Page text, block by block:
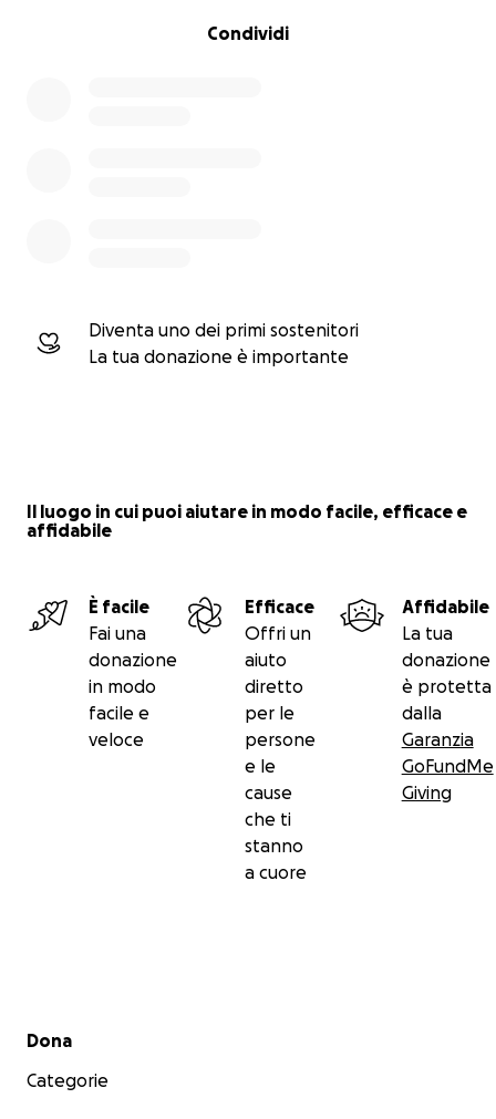
Condividi
Diventa uno dei primi sostenitori
La tua donazione è importante
Il luogo in cui puoi aiutare in modo facile, efficace e
affidabile
È facile
Fai una
donazione
in modo
facile e
veloce
Efficace
Offri un
aiuto
diretto
per le
persone
e le
cause
che ti
stanno
a cuore
Affidabile
La tua
donazione
è protetta
dalla
Garanzia
GoFundMe
Giving
Menu secondario
Dona
Categorie